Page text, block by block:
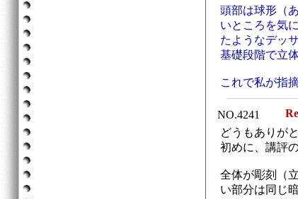
頭部は球形（
いところを気
たようなデッ
基礎段階で立
これで私が指
NO.4241
どうもありが
初めに、講評
全体が彫刻（
い部分は同じ